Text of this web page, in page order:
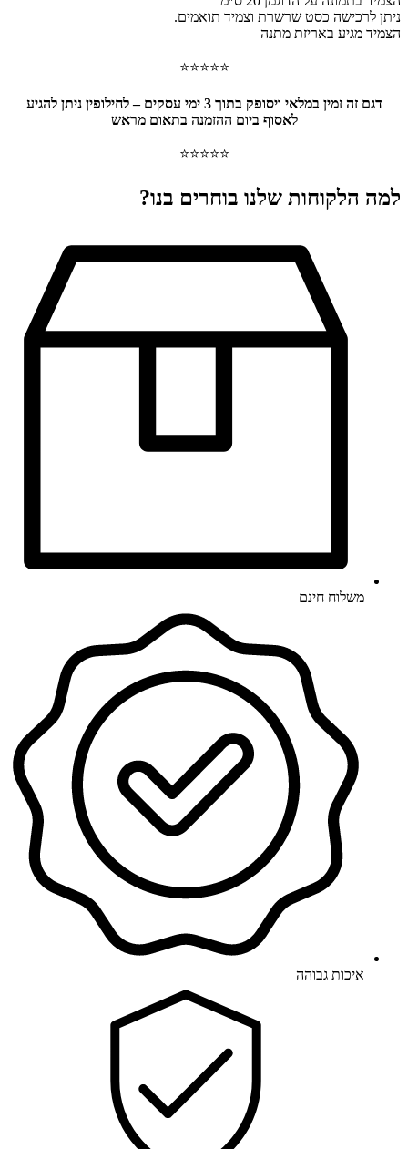
ניתן לרכישה כסט שרשרת וצמיד תואמים.
הצמיד מגיע באריזת מתנה
⭐⭐⭐⭐⭐
דגם זה זמין במלאי ויסופק בתוך 3 ימי עסקים – לחילופין ניתן להגיע
לאסוף ביום ההזמנה בתאום מראש
⭐⭐⭐⭐⭐
למה הלקוחות שלנו בוחרים בנו?
משלוח חינם
איכות גבוהה